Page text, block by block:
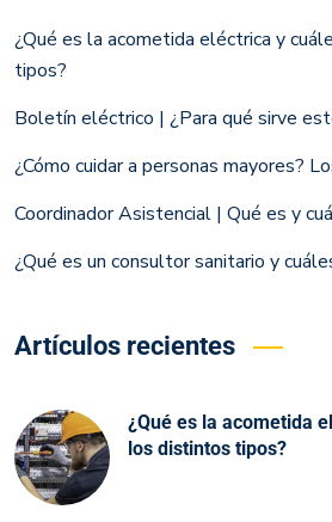
¿Qué es la acometida eléctrica y
tipos?
Boletín eléctrico | ¿Para qué sirve
¿Cómo cuidar a personas mayores?
Coordinador Asistencial | Qué es y
¿Qué es un consultor sanitario y
Artículos recientes
¿Qué es la acometida
los distintos tipos?